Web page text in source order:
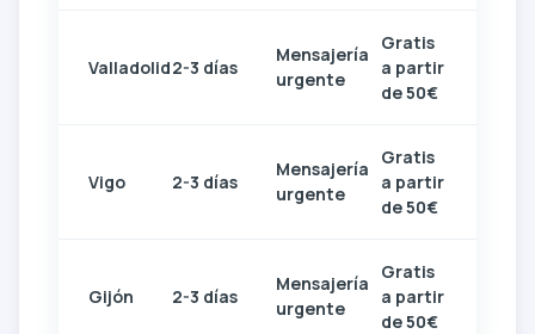
Valladolid2-3 días
Mensajería
urgente
Gratis
a partir
de 50€
Vigo 2-3 días
Mensajería
urgente
Gratis
a partir
de 50€
Gijón 2-3 días
Mensajería
urgente
Gratis
a partir
de 50€